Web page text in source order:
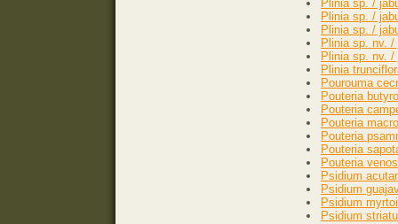
Plinia sp. /
Plinia sp. /
Plinia sp. /
Plinia sp. nv. /
Plinia sp. nv. /
Plinia
Pourouma
Pouteria
Pouteria
Pouteria
Pouteria
Pouteria
Pouteria
Psidium
Psidium
Psidium
Psidium